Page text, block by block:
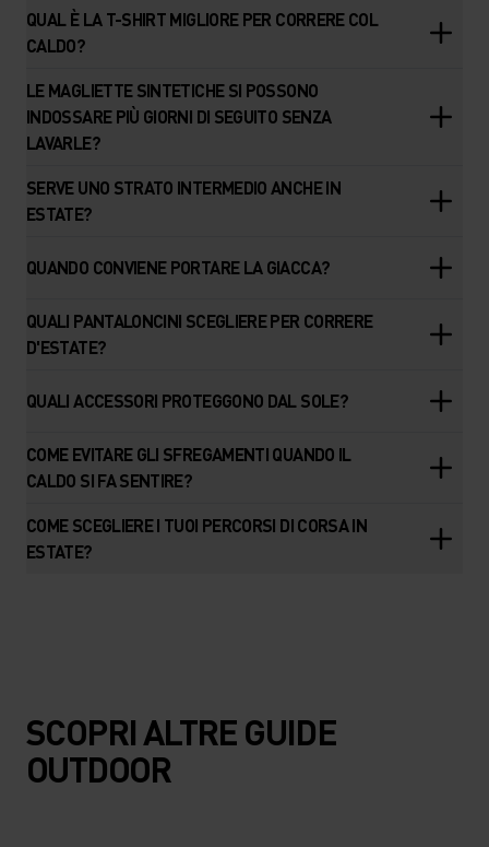
QUAL È LA T-SHIRT MIGLIORE PER CORRERE COL
CALDO?
LE MAGLIETTE SINTETICHE SI POSSONO
INDOSSARE PIÙ GIORNI DI SEGUITO SENZA
LAVARLE?
SERVE UNO STRATO INTERMEDIO ANCHE IN
ESTATE?
QUANDO CONVIENE PORTARE LA GIACCA?
QUALI PANTALONCINI SCEGLIERE PER CORRERE
D'ESTATE?
QUALI ACCESSORI PROTEGGONO DAL SOLE?
COME EVITARE GLI SFREGAMENTI QUANDO IL
CALDO SI FA SENTIRE?
COME SCEGLIERE I TUOI PERCORSI DI CORSA IN
ESTATE?
SCOPRI ALTRE GUIDE
OUTDOOR